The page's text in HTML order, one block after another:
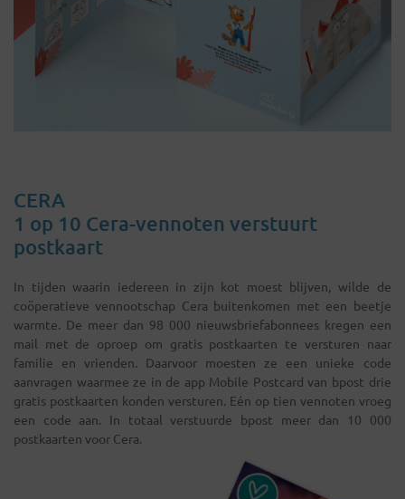
CERA
1 op 10 Cera-vennoten verstuurt
postkaart
In tijden waarin iedereen in zijn kot moest blijven, wilde de
coöperatieve vennootschap Cera buitenkomen met een beetje
warmte. De meer dan 98 000 nieuwsbriefabonnees kregen een
mail met de oproep om gratis postkaarten te versturen naar
familie en vrienden. Daarvoor moesten ze een unieke code
aanvragen waarmee ze in de app Mobile Postcard van bpost drie
gratis postkaarten konden versturen. Eén op tien vennoten vroeg
een code aan. In totaal verstuurde bpost meer dan 10 000
postkaarten voor Cera.